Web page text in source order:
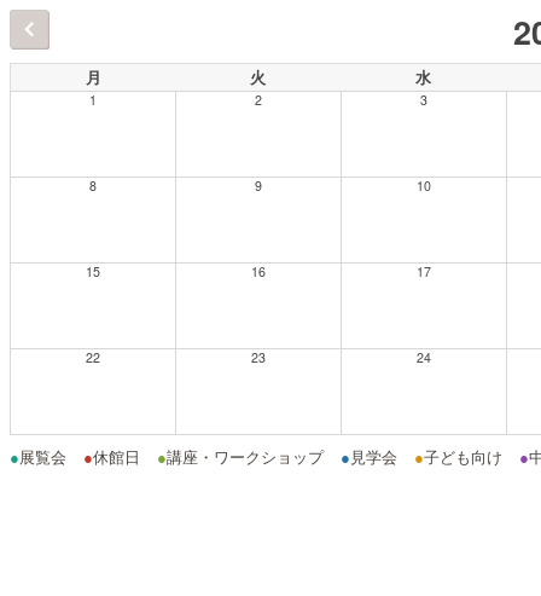
月 火 水
1 2 3
8 9 10
15 16 17
22 23 24
●展覧会 ●休館日 ●講座・ワークショップ ● 見学会 ●子ども向け ●